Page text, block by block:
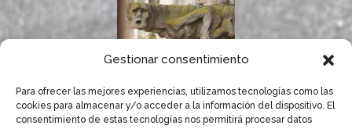
Gestionar consentimiento
Para ofrecer las mejores experiencias, utilizamos tecnologías como las
cookies para almacenar y/o acceder a la información del dispositivo. El
consentimiento de estas tecnologías nos permitirá procesar datos
Si te gustan las
gárgolas, seguro que